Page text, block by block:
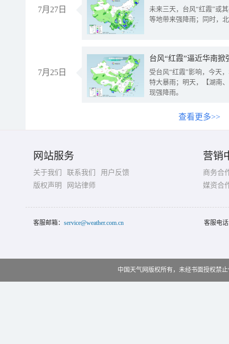
7月27日
未来三天，台风“红霞”或
等地带来强降雨；同时，
7月25日
台风“红霞”逼近华南
受台风“红霞”影响，今天
特大暴雨；明天，【湖南
现强降雨。
查看更多>>
网站服务
关于我们 联系我们
用户反馈
版权声明
网站律师
营销
商务合
媒资合
客服邮箱： service@weather.com.cn 客服电
中国天气网版权所有，未经书面授权